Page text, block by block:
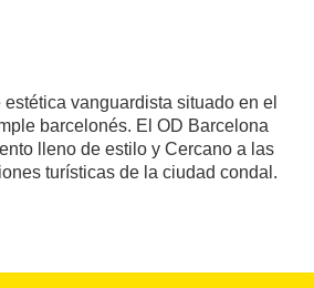
vanguardista situado en el
barcelonés. El OD Barcelona
lleno de estilo y Cercano a las
turísticas de la ciudad condal.